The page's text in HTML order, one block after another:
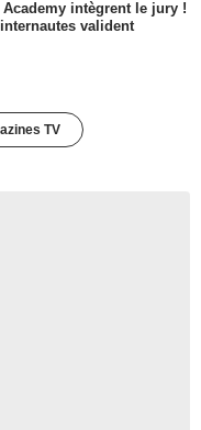
Academy intègrent le jury !
valident
TV